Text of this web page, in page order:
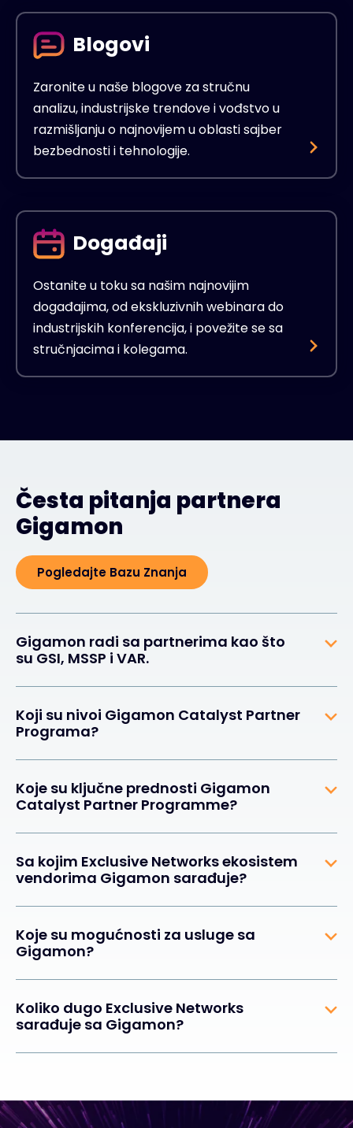
Blogovi
Zaronite u naše blogove za stručnu
analizu, industrijske trendove i vođstvo u
razmišljanju o najnovijem u oblasti sajber
bezbednosti i tehnologije.
Događaji
Ostanite u toku sa našim najnovijim
događajima, od ekskluzivnih webinara do
industrijskih konferencija, i povežite se sa
stručnjacima i kolegama.
Česta pitanja partnera
Gigamon
Pogledajte Bazu Znanja
Gigamon radi sa partnerima kao što
su GSI, MSSP i VAR.
Koji su nivoi Gigamon Catalyst Partner
Programa?
Koje su ključne prednosti Gigamon
Catalyst Partner Programme?
Sa kojim Exclusive Networks ekosistem
vendorima Gigamon sarađuje?
Koje su mogućnosti za usluge sa
Gigamon?
Koliko dugo Exclusive Networks
sarađuje sa Gigamon?